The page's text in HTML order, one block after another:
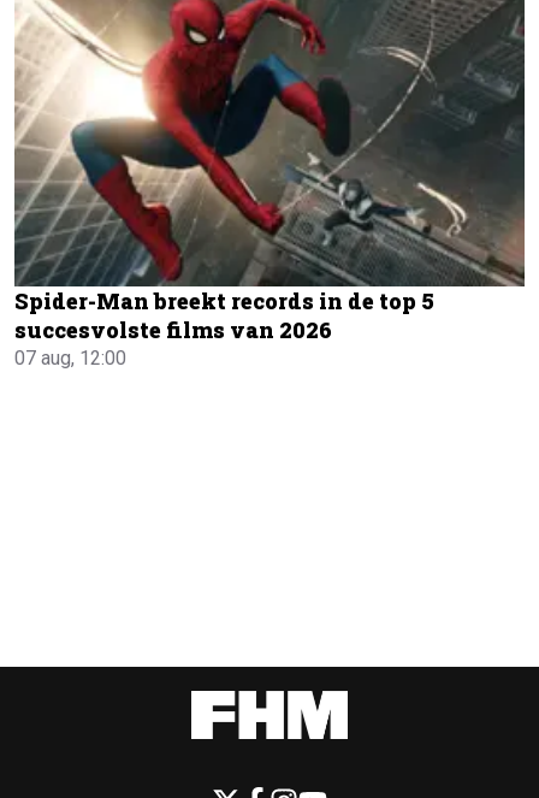
Spider-Man breekt records in de top 5
succesvolste films van 2026
07 aug, 12:00